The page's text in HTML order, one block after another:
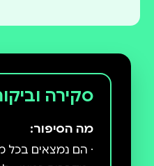
סקירה
מה הסיפור:
⋅ הם נמצאים בכל